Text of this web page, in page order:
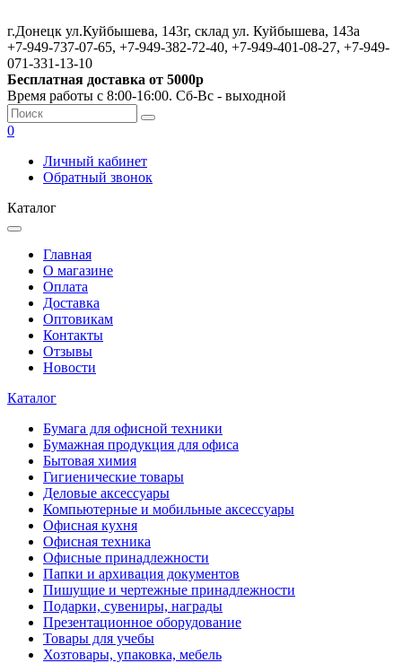
г.Донецк ул.Куйбышева, 143г, склад ул. Куйбышева, 143а
+7-949-737-07-65, +7-949-382-72-40, +7-949-401-08-27, +7-949-
071-331-13-10
Бесплатная доставка от 5000р
Время работы с 8:00-16:00. Сб-Вс - выходной
0
Личный кабинет
Обратный звонок
Каталог
Главная
О магазине
Оплата
Доставка
Оптовикам
Контакты
Отзывы
Новости
Каталог
Бумага для офисной техники
Бумажная продукция для офиса
Бытовая химия
Гигиенические товары
Деловые аксессуары
Компьютерные и мобильные аксессуары
Офисная кухня
Офисная техника
Офисные принадлежности
Папки и архивация документов
Пишущие и чертежные принадлежности
Подарки, сувениры, награды
Презентационное оборудование
Товары для учебы
Хозтовары, упаковка, мебель